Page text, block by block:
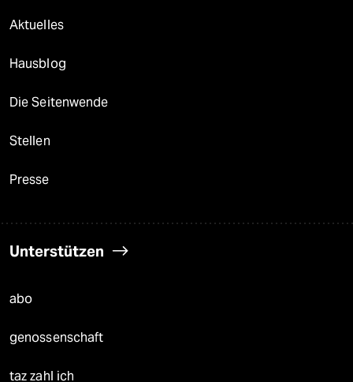
Aktuelles
Hausblog
Die Seitenwende
Stellen
Presse
Unterstützen
abo
genossenschaft
taz zahl ich